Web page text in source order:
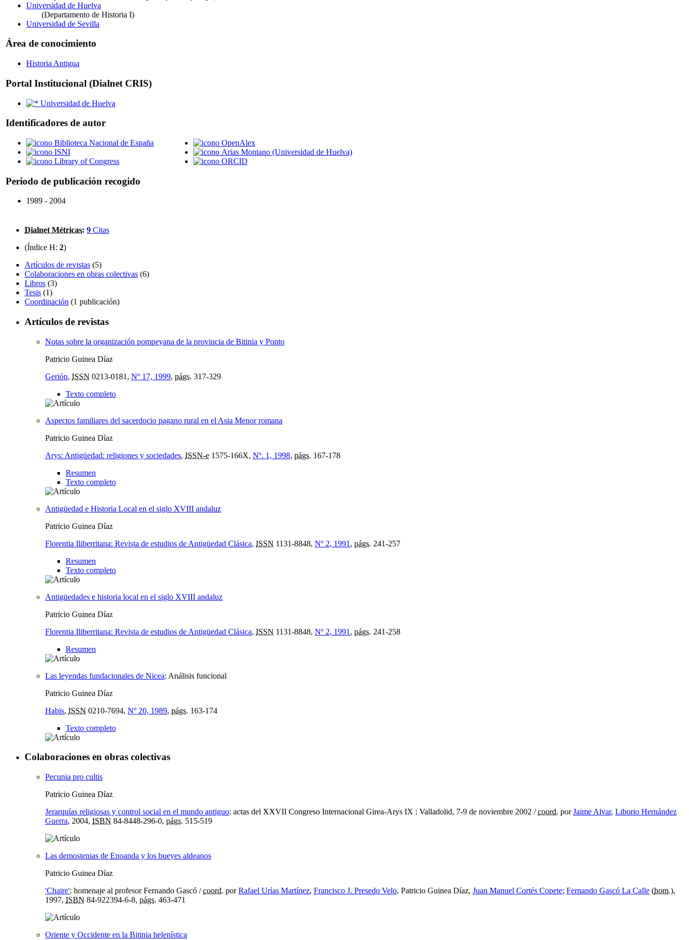
Universidad de Huelva
(Departamento de Historia I)
Universidad de Sevilla
Área de conocimiento
Historia Antigua
Portal Institucional (Dialnet CRIS)
Universidad de Huelva
Identificadores de autor
Biblioteca Nacional de España
ISNI
Library of Congress
OpenAlex
Arias Montano (Universidad de Huelva)
ORCID
Periodo de publicación recogido
1989 - 2004
Dialnet Métricas: 9 Citas
(Índice H: 2)
Artículos de revistas (5)
Colaboraciones en obras colectivas (6)
Libros (3)
Tesis (1)
Coordinación (1 publicación)
Artículos de revistas
Notas sobre la organización pompeyana de la provincia de Bitinia y Ponto
Patricio Guinea Díaz
Gerión, ISSN 0213-0181, Nº 17, 1999, págs. 317-329
Texto completo
Aspectos familiares del sacerdocio pagano rural en el Asia Menor romana
Patricio Guinea Díaz
Arys: Antigüedad: religiones y sociedades, ISSN-e 1575-166X, Nº. 1, 1998, págs. 167-178
Resumen
Texto completo
Antigüedad e Historia Local en el siglo XVIII andaluz
Patricio Guinea Díaz
Florentia Iliberritana: Revista de estudios de Antigüedad Clásica, ISSN 1131-8848, Nº 2, 1991 , págs. 241-257
Resumen
Texto completo
Antigüedades e historia local en el siglo XVIII andaluz
Patricio Guinea Díaz
Florentia Iliberritana: Revista de estudios de Antigüedad Clásica, ISSN 1131-8848, Nº 2, 1991 , págs. 241-258
Resumen
Las leyendas fundacionales de Nicea: Análisis funcional
Patricio Guinea Díaz
Habis, ISSN 0210-7694, Nº 20, 1989, págs. 163-174
Texto completo
Colaboraciones en obras colectivas
Pecunia pro cultis
Patricio Guinea Díaz
Jerarquías religiosas y control social en el mundo antiguo: actas del XXVII Congreso Internacional Girea-Arys IX : Valladolid, 7-9 de noviembre 2002 /coord. porJaime Alvar, Liborio Hernández
Guerra, 2004, ISBN 84-8448-296-0, págs. 515-519
Las demostenias de Enoanda y los bueyes aldeanos
Patricio Guinea Díaz
'Chaire': homenaje al profesor Fernando Gascó /coord. porRafael Urías Martínez, Francisco J. Presedo Velo, Patricio Guinea Díaz, Juan Manuel Cortés Copete; Fernando Gascó La Calle (hom.),
1997, ISBN 84-922394-6-8, págs. 463-471
Oriente y Occidente en la Bitinia helenística